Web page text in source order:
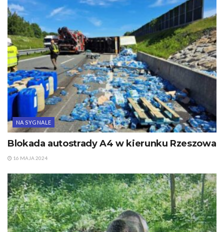
NA SYGNALE
Blokada autostrady A4 w kierunku Rzeszowa
16 MAJA 2024